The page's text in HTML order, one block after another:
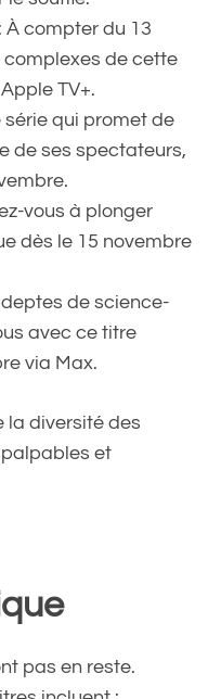
: À compter du 13
complexes de cette
TV+.
série qui promet de
de ses spectateurs,
vous à plonger
dès le 15 novembre
de science-
avec ce titre
via Max.
la diversité des
et
pas en reste.